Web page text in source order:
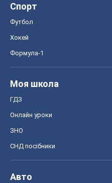
Спорт
Футбол
Хокей
Формула-1
Моя школа
ГДЗ
Онлайн уроки
ЗНО
СНД посібники
Авто